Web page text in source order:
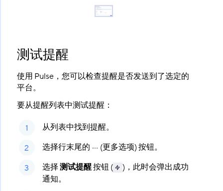
测试提醒
使用 Pulse，您可以检查提醒是否发送到了选定的
平台。
要从提醒列表中测试提醒：
从列表中找到提醒。
选择行末尾的
(更多选项) 按钮。
选择测试提醒​ 按钮 (
)，此时会弹出成功
通知。